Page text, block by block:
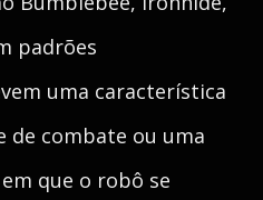
padrões
uma característica
de combate ou uma
que o robô se